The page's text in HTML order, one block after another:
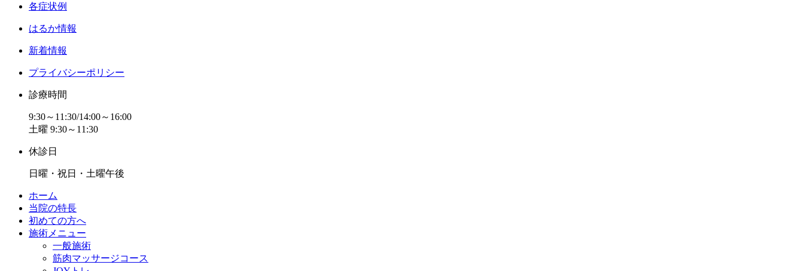
各症状例
はるか情報
新着情報
プライバシーポリシー
診療時間
9:30～11:30/14:00～16:00
土曜 9:30～11:30
休診日
日曜・祝日・土曜午後
ホーム
当院の特長
初めての方へ
施術メニュー
一般施術
筋肉マッサージコース